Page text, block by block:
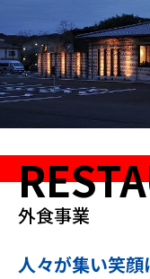
人々が集い笑